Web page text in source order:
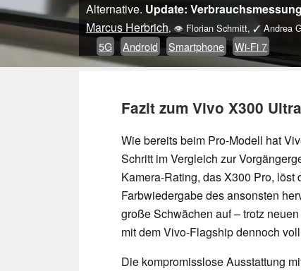
Alternative. Update:
Marcus Herbrich, 👁 Florian Schmitt, ✓ Andrea
5G Android Smartphone Wi-Fi 7
Fazit zum Vivo X300 Ultra
Wie bereits beim Pro-Modell hat
Schritt im Vergleich zur
Kamera-Rating, das X300 Pro,
Farbwiedergabe des ansonsten
große Schwächen auf – trotz
mit dem Vivo-Flagship dennoch
Die kompromisslose Ausstattung